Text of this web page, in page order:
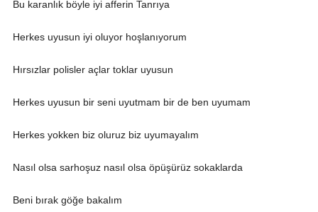
Bu karanlık böyle iyi afferin Tanrıya
Herkes uyusun iyi oluyor hoşlanıyorum
Hırsızlar polisler açlar toklar uyusun
Herkes uyusun bir seni uyutmam bir de ben uyumam
Herkes yokken biz oluruz biz uyumayalım
Nasıl olsa sarhoşuz nasıl olsa öpüşürüz sokaklarda
Beni bırak göğe bakalım